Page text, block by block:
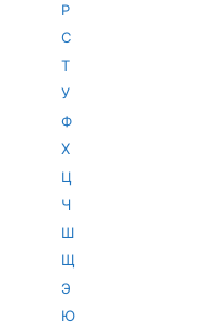
Р
С
Т
У
Ф
Х
Ц
Ч
Ш
Щ
Э
Ю